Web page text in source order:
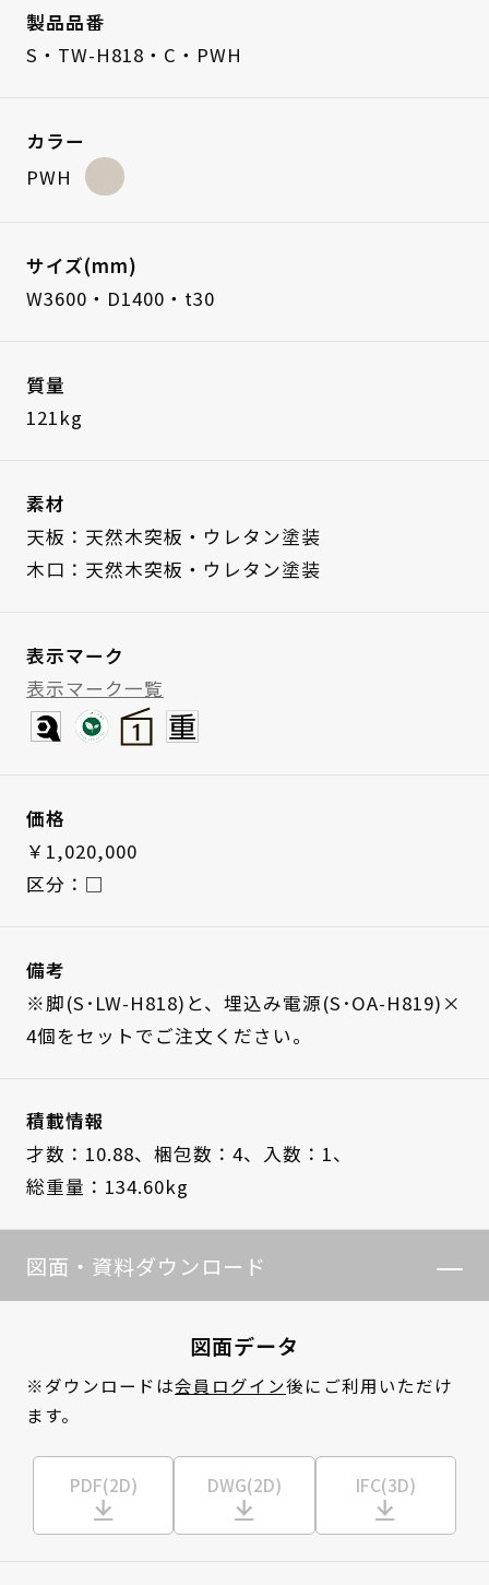
製品品番
S・TW-H818・C・PWH
カラー
PWH
サイズ(mm)
W3600・D1400・t30
質量
121kg
素材
天板：天然木突板・ウレタン塗装
木口：天然木突板・ウレタン塗装
表示マーク
表示マーク一覧
価格
￥1,020,000
区分：□
備考
※脚(S･LW-H818)と、埋込み電源(S･OA-H819)×
4個をセットでご注文ください。
積載情報
才数：10.88、 梱包数：4、 入数：1、
総重量：134.60kg
図面・資料ダウンロード
図面データ
※ダウンロードは会員ログイン後にご利用いただけ
ます。
PDF(2D) DWG(2D) IFC(3D)